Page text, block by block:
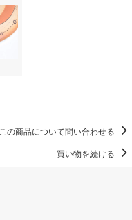
この商品について問い合わせる
買い物を続ける